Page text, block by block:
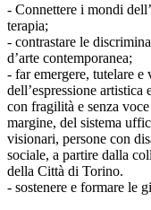
- Connettere i mondi
terapia;
- contrastare le
d’arte contemporanea;
- far emergere, tutelare e
dell’espressione
con fragilità e senza
margine, del sistema
visionari, persone con
sociale, a partire dalla
della Città di Torino.
- sostenere e formare le